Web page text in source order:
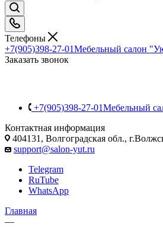
Телефоны
+7(905)398-27-01Мебельный салон
Заказать звонок
+7(905)398-27-01Мебельный
Контактная информация
404131, Волгоградская обл.,
support@salon-yut.ru
Telegram
RuTube
WhatsApp
Главная
—